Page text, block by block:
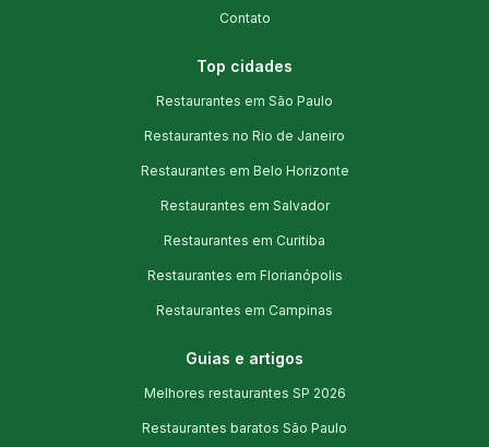
Contato
Top cidades
Restaurantes em São Paulo
Restaurantes no Rio de Janeiro
Restaurantes em Belo Horizonte
Restaurantes em Salvador
Restaurantes em Curitiba
Restaurantes em Florianópolis
Restaurantes em Campinas
Guias e artigos
Melhores restaurantes SP 2026
Restaurantes baratos São Paulo